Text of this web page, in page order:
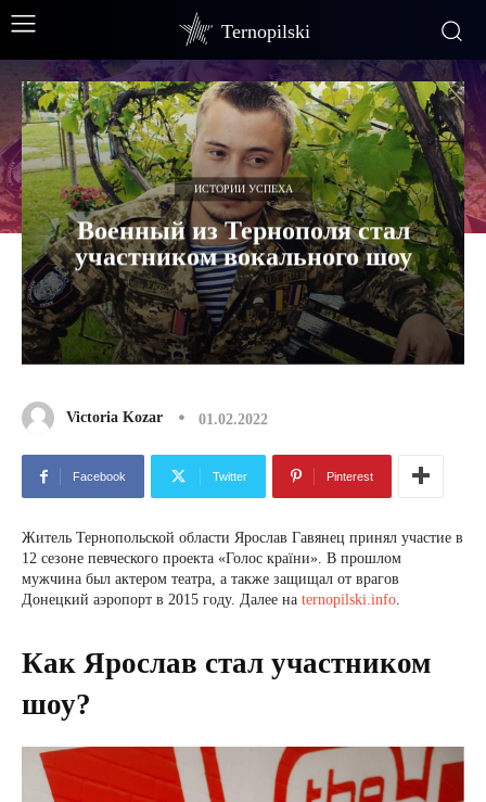
Ternopilski
ИСТОРИИ УСПЕХА
Военный из Тернополя стал
участником вокального шоу
Victoria Kozar 01.02.2022
Facebook Twitter Pinterest
Житель Тернопольской области Ярослав Гавянец принял участие в
12 сезоне певческого проекта «Голос країни». В прошлом
мужчина был актером театра, а также защищал от врагов
Донецкий аэропорт в 2015 году. Далее на ternopilski.info.
Как Ярослав стал участником
шоу?